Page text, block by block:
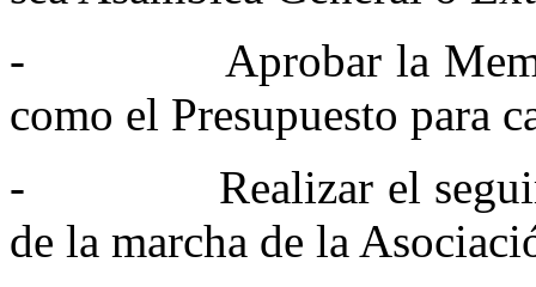
- Aprobar la Memoria
como el Presupuesto para
- Realizar el
de la marcha de la